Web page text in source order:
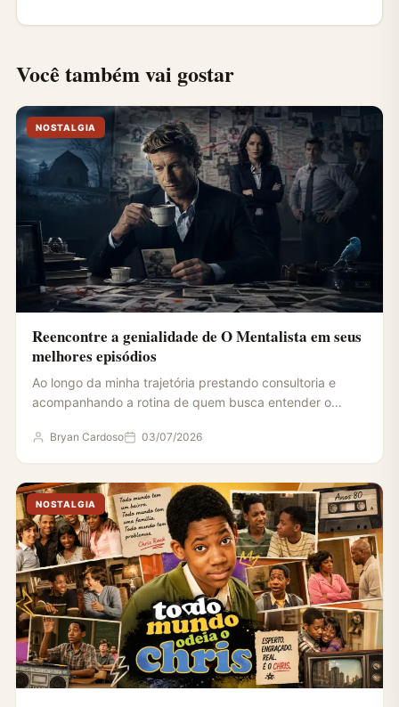
Você também vai gostar
NOSTALGIA
Reencontre a genialidade de O Mentalista em seus
melhores episódios
Ao longo da minha trajetória prestando consultoria e
acompanhando a rotina de quem busca entender o
Bryan Cardoso 03/07/2026
NOSTALGIA